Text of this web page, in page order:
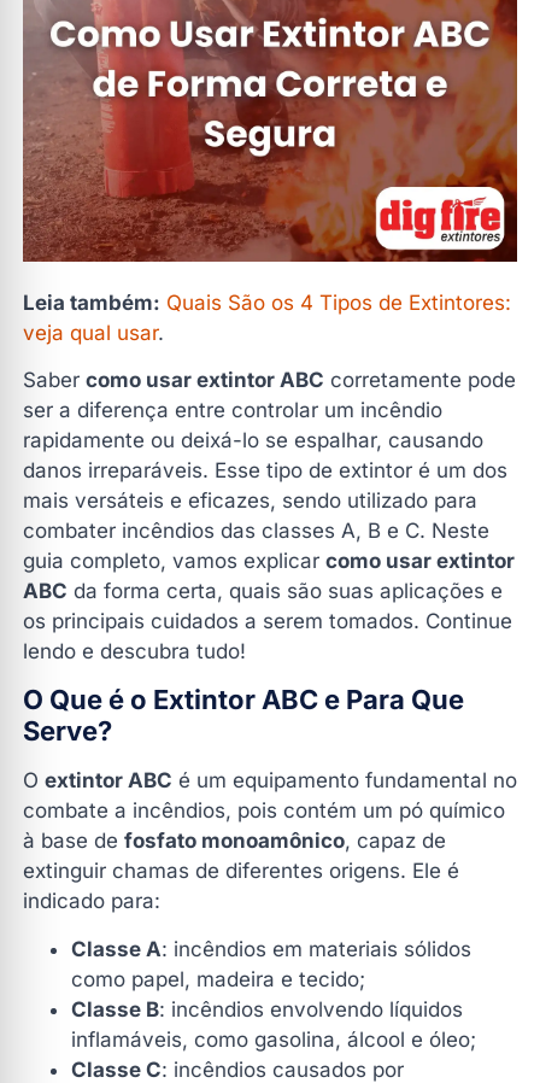
2. Remova o lacre e o pino de segurança
3. Mantenha uma distância segura
4. Direcione o bico para a base das chamas
5. Aperte a alavanca para liberar o agente extintor
6. Realize movimentos de varredura
Principais Cuidados ao Usar Extintor ABC
Como Funciona o Extintor ABC?
O Extintor ABC Prejudica o Meio Ambiente?
A Importância da Recarga e Manutenção do Extintor
ABC
Perguntas Frequentes
1. Como saber se um extintor ABC está carregado?
2. Onde devo posicionar o extintor ABC?
3. O extintor ABC pode ser usado em qualquer tipo
de incêndio?
4. Qual a vida útil de um extintor ABC?
5. Quem pode recarregar um extintor ABC?
Leia também: Quais São os 4 Tipos de Extintores:
veja qual usar.
Saber como usar extintor ABC corretamente pode
ser a diferença entre controlar um incêndio
rapidamente ou deixá-lo se espalhar, causando
danos irreparáveis. Esse tipo de extintor é um dos
mais versáteis e eficazes, sendo utilizado para
combater incêndios das classes A, B e C. Neste
guia completo, vamos explicar como usar extintor
ABC da forma certa, quais são suas aplicações e
os principais cuidados a serem tomados. Continue
lendo e descubra tudo!
O Que é o Extintor ABC e Para Que
Serve?
O extintor ABC é um equipamento fundamental no
combate a incêndios, pois contém um pó químico
à base de fosfato monoamônico, capaz de
extinguir chamas de diferentes origens. Ele é
indicado para:
Classe A: incêndios em materiais sólidos
como papel, madeira e tecido;
Classe B: incêndios envolvendo líquidos
inflamáveis, como gasolina, álcool e óleo;
Classe C: incêndios causados por